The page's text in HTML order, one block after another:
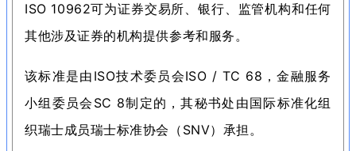
ISO 10962可为证券交易所、银行、监管机构和任何
其他涉及证券的机构提供参考和服务。
该标准是由ISO技术委员会ISO / TC 68，金融服务
小组委员会SC 8制定的，其秘书处由国际标准化组
织瑞士成员瑞士标准协会（SNV）承担。